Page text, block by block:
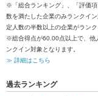
※「総合ランキング」、「評価
数を満たした企業のみランクイ
定人数の半数以上の企業がランク
※総合得点が60.00点以上で、他
ンクイン対象となります。
≫ 詳細はこちら
過去ランキング